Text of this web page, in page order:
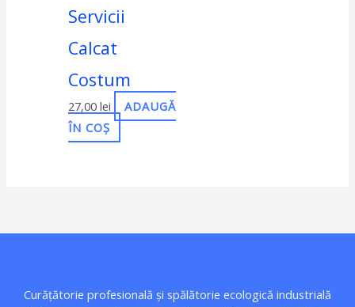
Servicii
Calcat
Costum
27,00lei
ADAUGĂ
ÎN COȘ
Curățătorie profesională și spălătorie ecologică industrială